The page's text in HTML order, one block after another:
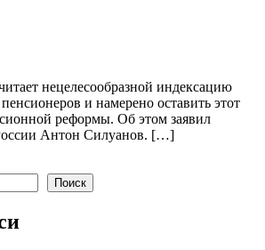
нецелесообразной индексацию
и намерено оставить этот
реформы. Об этом заявил
Антон Силуанов. […]
Поиск